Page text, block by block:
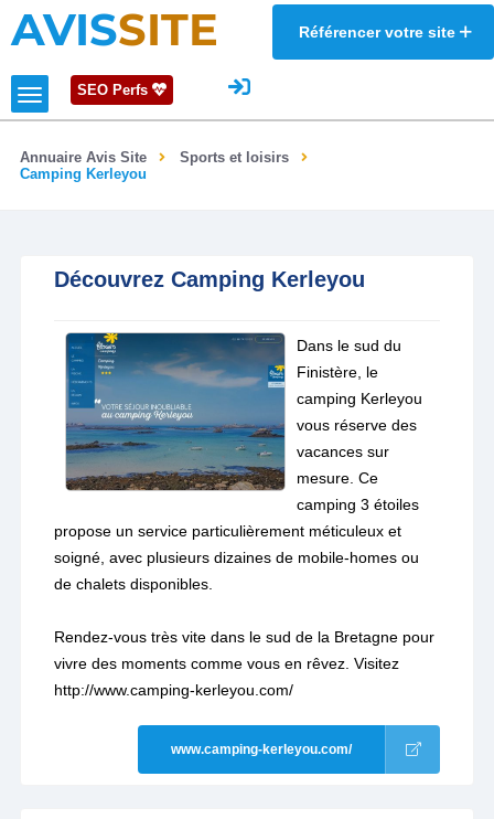
AVISSITE Référencer votre site
SEO Perfs
Annuaire Avis Site
Sports et loisirs
Camping Kerleyou
Découvrez Camping Kerleyou
Dans le sud du
Finistère, le
camping Kerleyou
vous réserve des
vacances sur
mesure. Ce
camping 3 étoiles
propose un service particulièrement méticuleux et
soigné, avec plusieurs dizaines de mobile-homes ou
de chalets disponibles.
Rendez-vous très vite dans le sud de la Bretagne pour
vivre des moments comme vous en rêvez. Visitez
http://www.camping-kerleyou.com/
www.camping-kerleyou.com/